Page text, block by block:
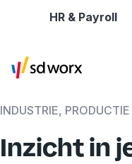
HR & Payroll
INDUSTRIE,
Inzicht in